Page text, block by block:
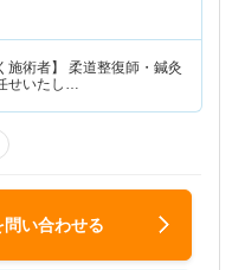
施術者】 柔道整復師・鍼灸
せいたし…
問い合わせる